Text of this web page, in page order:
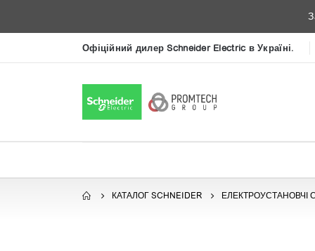
Офіційний дилер Schneider Electric в Україні.
КАТАЛОГ SCHNEIDER ЕЛЕКТРОУСТАНОВЧІ